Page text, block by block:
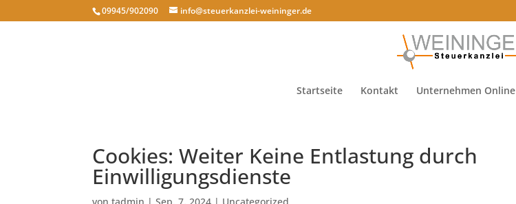
09945/902090 info@steuerkanzlei-weininger.de
Startseite Kontakt Unternehmen Online
Cookies: Weiter Keine Entlastung durch
Einwilligungsdienste